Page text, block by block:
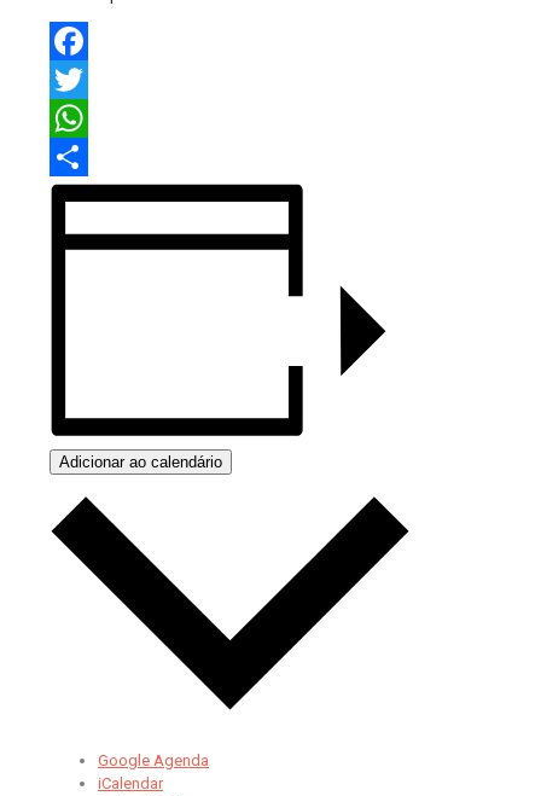
Facebook
Twitter
WhatsApp
Share
Adicionar ao calendário
Google Agenda
iCalendar